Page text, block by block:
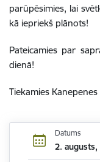
parūpēsimies, lai
kā iepriekš plānots!
Pateicamies par
dienā!
Tiekamies
Datums
2. augusts,